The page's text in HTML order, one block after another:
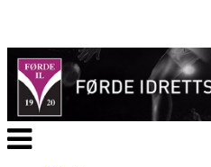
Veksle
navigasjon